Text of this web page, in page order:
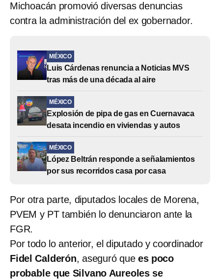
Michoacán promovió diversas denuncias
contra la administración del ex gobernador.
MÉXICO
Luis Cárdenas renuncia a Noticias MVS
tras más de una década al aire
MÉXICO
Explosión de pipa de gas en Cuernavaca
desata incendio en viviendas y autos
MÉXICO
López Beltrán responde a señalamientos
por sus recorridos casa por casa
Por otra parte, diputados locales de Morena,
PVEM y PT también lo denunciaron ante la
FGR.
Por todo lo anterior, el diputado y coordinador
Fidel Calderón, aseguró que es poco
probable que Silvano Aureoles se